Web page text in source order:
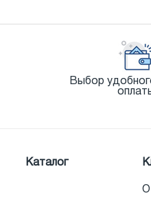
Выбор
Каталог
О